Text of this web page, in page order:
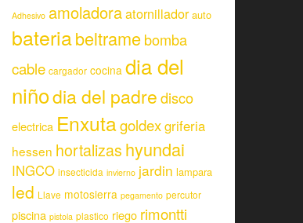
Adhesivo amoladoraatornillador auto
bateriabeltramebomba
cable cargador cocina dia del
niñodia del padredisco
electrica Enxutagoldexgriferia
hessen hortalizas hyundai
INGCO insecticida invierno jardin lampara
led Llave motosierra pegamento percutor
piscina pistola plastico riego rimontti